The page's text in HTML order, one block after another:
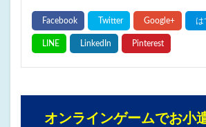
オンラインゲームでお小